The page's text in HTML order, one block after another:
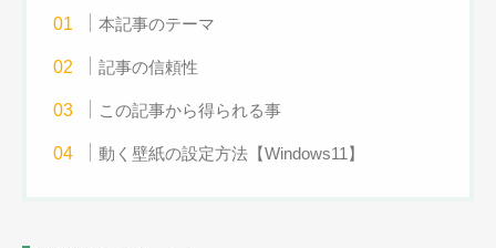
本記事のテーマ
記事の信頼性
この記事から得られる事
動く壁紙の設定方法【Windows11】